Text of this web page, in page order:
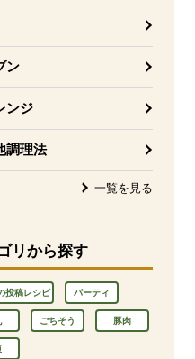
ン
ンジ
調理法
一覧を見る
リから探す
投稿レシピ パーティ
ごちそう 豚肉